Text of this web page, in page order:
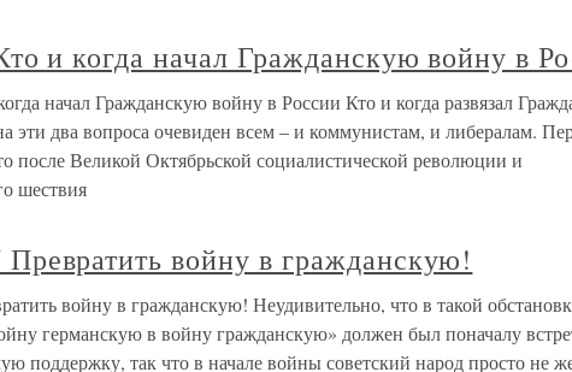
и когда начал Гражданскую войну в
начал Гражданскую войну в России Кто и когда развязал
эти два вопроса очевиден всем – и коммунистам, и либералам.
после Великой Октябрьской социалистической революции и
шествия
войну в гражданскую!
войну в гражданскую! Неудивительно, что в такой
германскую в войну гражданскую» должен был поначалу
поддержку, так что в начале войны советский народ просто не